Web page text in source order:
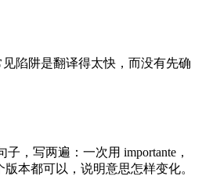
见陷阱是翻译得太快，而没有先确
，写两遍：一次用 importante，
版本都可以，说明意思怎样变化。